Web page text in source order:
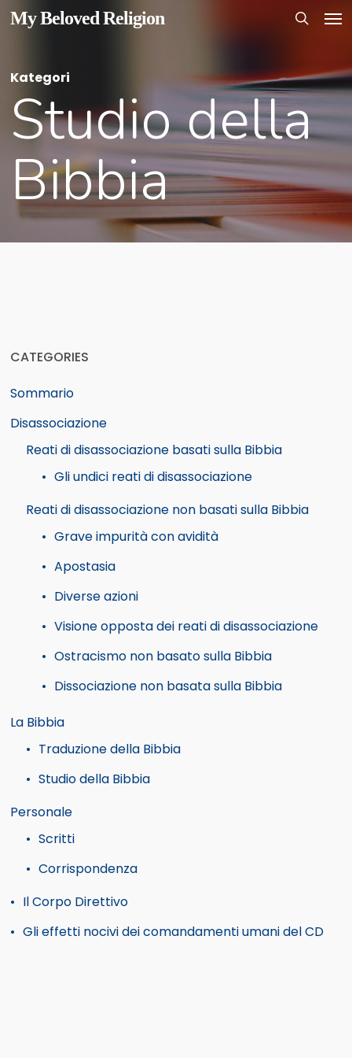
Skip
content
My Beloved Religion
Kategori
Studio della
Bibbia
CATEGORIES
Sommario
Disassociazione
Reati di disassociazione basati sulla Bibbia
Gli undici reati di disassociazione
Reati di disassociazione non basati sulla Bibbia
Grave impurità con avidità
Apostasia
Diverse azioni
Visione opposta dei reati di disassociazione
Ostracismo non basato sulla Bibbia
Dissociazione non basata sulla Bibbia
La Bibbia
Traduzione della Bibbia
Studio della Bibbia
Personale
Scritti
Corrispondenza
Il Corpo Direttivo
Gli effetti nocivi dei comandamenti umani del CD